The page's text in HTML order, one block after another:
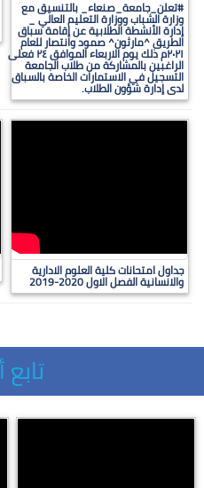
#تعلن_جامعة_صنعاء_ بالتنسيق مع
وزارة الشباب ووزارة التعليم العالي _
إدارة الأنشطة الطلابية عن إقامة سباق
الطريق ^مارثون^ صمود وانتصار للعام
٢٠٢١م ذلك يوم الاربعاء الموافق ٢٤ فعلى
الراغبين بالمشاركة من طلاب الجامعة
التسجيل في الاستمارات الخاصة بالسباق
لدى إدارة شؤون الطلاب.
جداول امتحانات كلية العلوم الادارية
والانسانية الفصل الاول 2020-2019